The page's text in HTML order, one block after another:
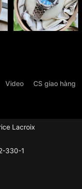
Video CS giao hàng
Lacroix
330-1